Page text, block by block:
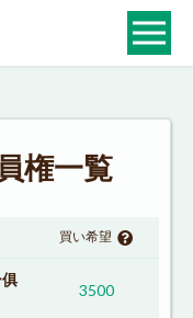
権一覧
買い希望
3500